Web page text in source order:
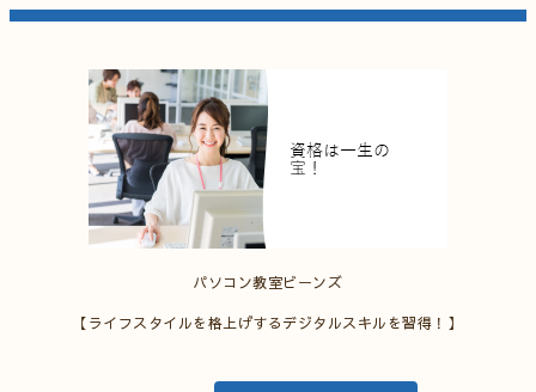
パソコン教室ビーンズ
【ライフスタイルを格上げするデジタルスキルを習得！】